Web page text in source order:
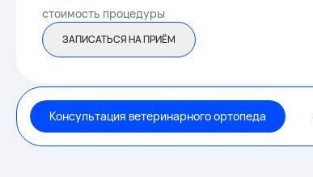
стоимость процедуры
ЗАПИСАТЬСЯ НА ПРИЁМ
Консультация ветеринарного ортопеда